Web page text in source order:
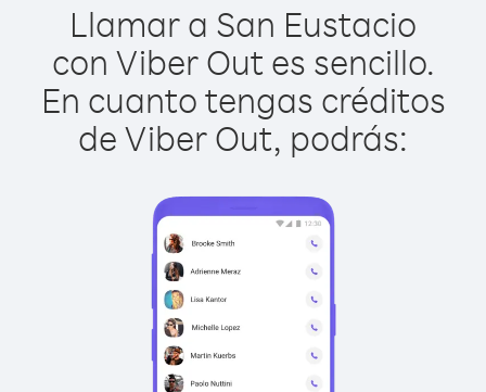
Llamar a San Eustacio
con Viber Out es sencillo.
En cuanto tengas créditos
de Viber Out, podrás: